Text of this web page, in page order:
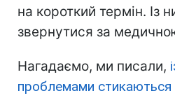
на короткий термін. Із
звернутися за
Нагадаємо, ми писали,
проблемами стикаються